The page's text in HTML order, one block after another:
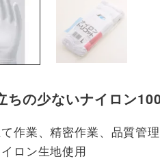
ちの少ないナイロン
作業、精密作業、品質管
ロン生地使用